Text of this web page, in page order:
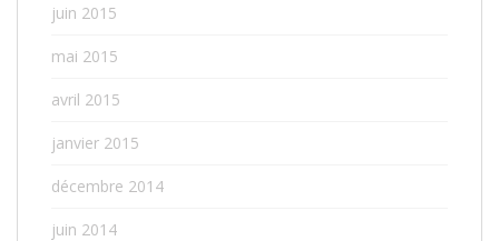
juin 2015
mai 2015
avril 2015
janvier 2015
décembre 2014
juin 2014